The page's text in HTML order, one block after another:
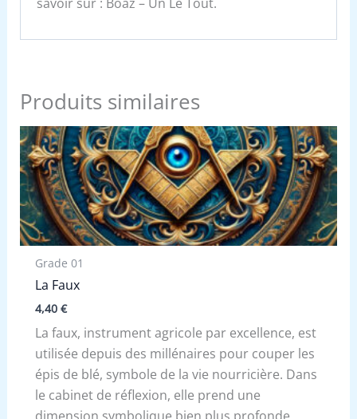
Produits similaires
Grade 01
La Faux
4,40 €
La faux, instrument agricole par excellence, est
utilisée depuis des millénaires pour couper les
épis de blé, symbole de la vie nourricière. Dans
le cabinet de réflexion, elle prend une